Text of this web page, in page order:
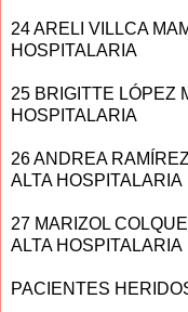
24 ARELI VILLCA
HOSPITALARIA
25 BRIGITTE LÓPEZ
HOSPITALARIA
26 ANDREA
ALTA HOSPITALARIA
27 MARIZOL
ALTA HOSPITALARIA
PACIENTES